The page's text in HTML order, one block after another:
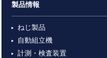
製品情報
ねじ製品
自動組立機
計測・検査装置